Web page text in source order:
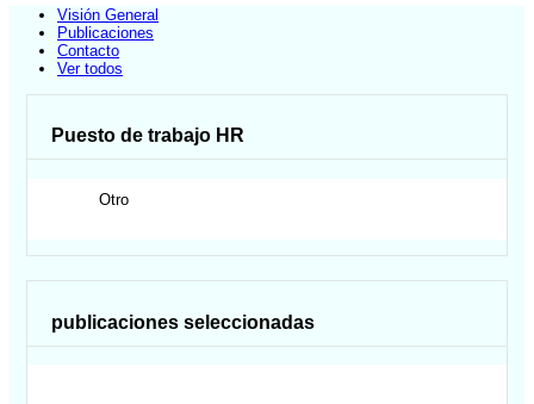
Visión General
Publicaciones
Contacto
Ver todos
Puesto de trabajo HR
Otro
publicaciones seleccionadas